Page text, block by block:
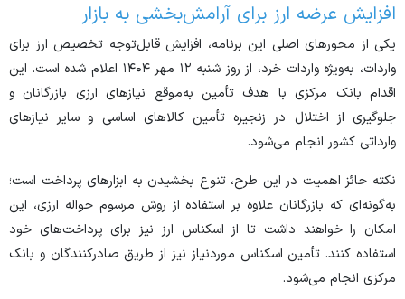
افزایش عرضه ارز برای آرامش‌بخشی به بازار
یکی از محور‌های اصلی این برنامه، افزایش قابل‌توجه تخصیص ارز برای
واردات، به‌ویژه واردات خرد، از روز شنبه ۱۲ مهر ۱۴۰۴ اعلام شده است. این
اقدام بانک مرکزی با هدف تأمین به‌موقع نیاز‌های ارزی بازرگانان و
جلوگیری از اختلال در زنجیره تأمین کالا‌های اساسی و سایر نیازهای
وارداتی کشور انجام می‌شود.
نکته حائز اهمیت در این طرح، تنوع بخشیدن به ابزار‌های پرداخت است؛
به‌گونه‌ای که بازرگانان علاوه بر استفاده از روش مرسوم حواله ارزی، این
امکان را خواهند داشت تا از اسکناس ارز نیز برای پرداخت‌های خود
استفاده کنند. تأمین اسکناس موردنیاز نیز از طریق صادرکنندگان و بانک
مرکزی انجام می‌شود.